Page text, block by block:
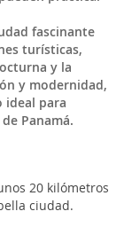
fascinante
turísticas,
y la
y modernidad,
ideal para
Panamá.
20 kilómetros
ciudad.